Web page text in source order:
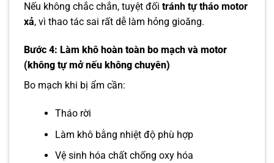
Nếu không chắc chắn, tuyệt đối tránh tự tháo motor
xả, vì thao tác sai rất dễ làm hỏng gioăng.
Bước 4: Làm khô hoàn toàn bo mạch và motor
(không tự mở nếu không chuyên)
Bo mạch khi bị ẩm cần:
Tháo rời
Làm khô bằng nhiệt độ phù hợp
Vệ sinh hóa chất chống oxy hóa